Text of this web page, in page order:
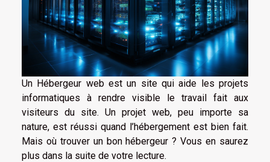
Un Hébergeur web est un site qui aide les projets
informatiques à rendre visible le travail fait aux
visiteurs du site. Un projet web, peu importe sa
nature, est réussi quand l’hébergement est bien fait.
Mais où trouver un bon hébergeur ? Vous en saurez
plus dans la suite de votre lecture.